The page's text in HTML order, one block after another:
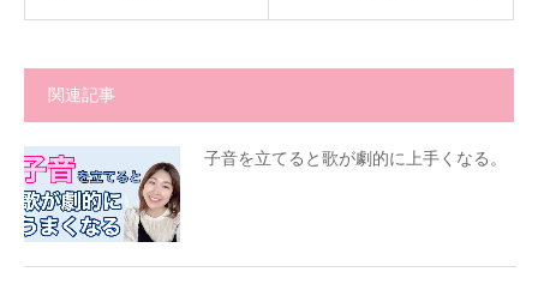
関連記事
子音を立てると歌が劇的に上手くなる。